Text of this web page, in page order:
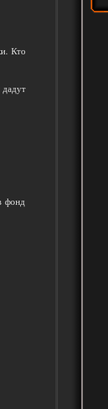
Кто
фонд